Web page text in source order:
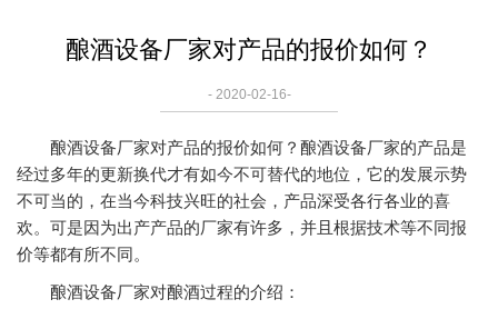
酿酒设备厂家对产品的报价如何？
- 2020-02-16-
酿酒设备厂家对产品的报价如何？酿酒设备厂家的产品是
经过多年的更新换代才有如今不可替代的地位，它的发展示势
不可当的，在当今科技兴旺的社会，产品深受各行各业的喜
欢。可是因为出产产品的厂家有许多，并且根据技术等不同报
价等都有所不同。
酿酒设备厂家对酿酒过程的介绍：